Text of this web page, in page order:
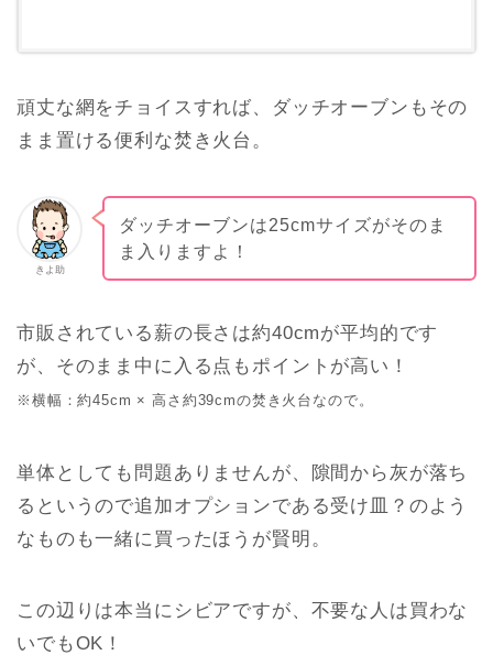
頑丈な網をチョイスすれば、ダッチオーブンもその
まま置ける便利な焚き火台。
きよ助
ダッチオーブンは25cmサイズがそのま
ま入りますよ！
市販されている薪の長さは約40cmが平均的です
が、そのまま中に入る点もポイントが高い！
※横幅：約45cm × 高さ約39cmの焚き火台なので。
単体としても問題ありませんが、隙間から灰が落ち
るというので追加オプションである受け皿？のよう
なものも一緒に買ったほうが賢明。
この辺りは本当にシビアですが、不要な人は買わな
いでもOK！